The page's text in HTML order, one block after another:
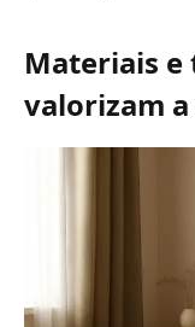
Materiais
valorizam